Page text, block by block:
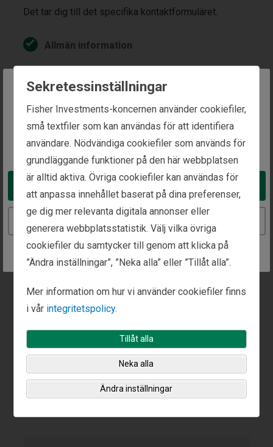
The website you are trying to reach is
intended for investors in Sweden
You appear to be in the United States
Take me to the United States website
Det tar dig till det specifika kontaktformuläret.
Allmän information
Privat förmögenhetsförvaltning
Institutionell kapitalförvaltning
Press och media
Kundfokus
Är du kund hos oss? Kryssa i här så skickar vi vidare
ditt meddelande till kundservice.
Kontakta oss på telefon:020-088 37
53
Sekretessinställningar
Fisher Investments-koncernen använder cookiefiler,
små textfiler som kan användas för att identifiera
användare. Nödvändiga cookiefiler som används för
grundläggande funktioner på den här webbplatsen
är alltid aktiva. Övriga cookiefiler kan användas för
att anpassa innehållet baserat på dina preferenser,
ge dig mer relevanta digitala annonser eller
generera webbplatsstatistik. Välj vilka övriga
cookiefiler du samtycker till genom att klicka på
”Ändra inställningar”, ”Neka alla” eller ”Tillåt alla”.
Mer information om hur vi använder cookiefiler finns
i vår integritetspolicy.
Tillåt alla
Neka alla
Ändra inställningar